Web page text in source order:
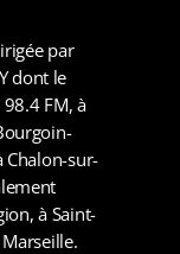
par
dont le
FM, à
Chalon-sur-
à Saint-